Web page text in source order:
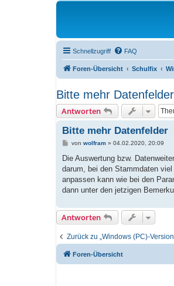
Schnellzugriff FAQ
Foren-Übersicht Schulfix
Bitte mehr Datenfelder
Antworten
Bitte mehr Datenfelder
B
i
r
a
g
von wolfram» 04.02.2020, 20:09
Die Auswertung bzw.
darum, bei den Stammdaten
anpassen kann wie bei den
dann unter den jetzigen
Antworten
Zurück zu „Windows (PC)-
Foren-Übersicht